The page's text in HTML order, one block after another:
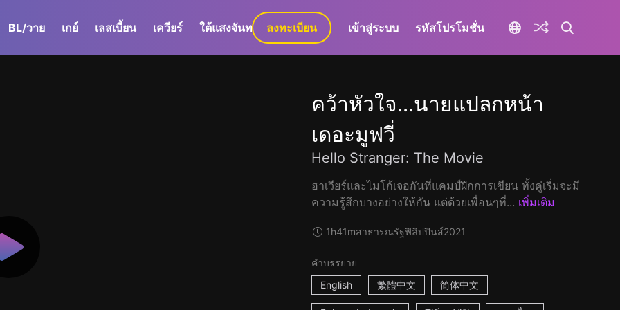
BL/วาย เกย์ เลสเบี้ยน เควียร์ ใต้แสงจันทร์ GaLa+
ลงทะเบียน เข้าสู่ระบบ รหัสโปรโมชั่น
คว้าหัวใจ...นายแปลกหน้า
เดอะมูฟวี่
Hello Stranger: The Movie
ฮาเวียร์และไมโก้เจอกันที่แคมป์ฝึกการเขียน ทั้งคู่เริ่มจะมี
ความรู้สึกบางอย่างให้กัน แต่ด้วยเพื่อนๆที่... เพิ่มเติม
1h41mสาธารณรัฐฟิลิปปินส์2021
คำบรรยาย
English
繁體中文 简体中文